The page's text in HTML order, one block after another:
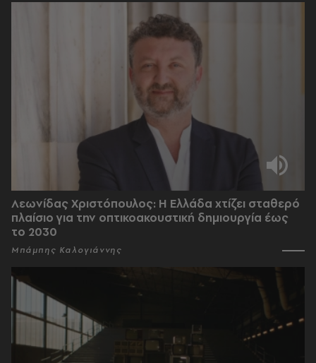
Λεωνίδας Χριστόπουλος: Η Ελλάδα χτίζει σταθερό
πλαίσιο για την οπτικοακουστική δημιουργία έως
το 2030
Μπάμπης Καλογιάννης